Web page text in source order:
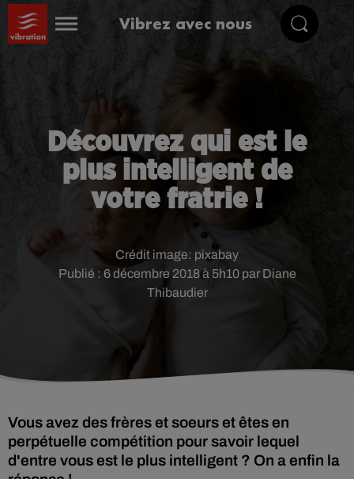
Vibrez avec nous
Découvrez qui est le
plus intelligent de
votre fratrie !
Publié : 6 décembre 2018 à 5h10 par Diane
Thibaudier
Crédit image: pixabay
Vous avez des frères et soeurs et êtes en
perpétuelle compétition pour savoir lequel
d'entre vous est le plus intelligent ? On a enfin la